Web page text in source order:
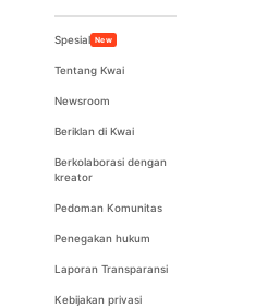
Spesial New
Tentang Kwai
Newsroom
Beriklan di Kwai
Berkolaborasi dengan
kreator
Pedoman Komunitas
Penegakan hukum
Laporan Transparansi
Kebijakan privasi